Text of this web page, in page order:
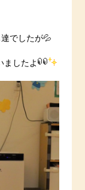
でしたが💦
ましたよ